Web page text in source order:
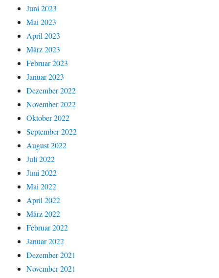
Juni 2023
Mai 2023
April 2023
März 2023
Februar 2023
Januar 2023
Dezember 2022
November 2022
Oktober 2022
September 2022
August 2022
Juli 2022
Juni 2022
Mai 2022
April 2022
März 2022
Februar 2022
Januar 2022
Dezember 2021
November 2021